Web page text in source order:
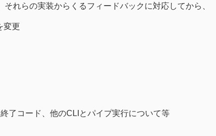
れらの実装からくるフィードバックに対応してから、
変更
了コード、他のCLIとパイプ実行について等